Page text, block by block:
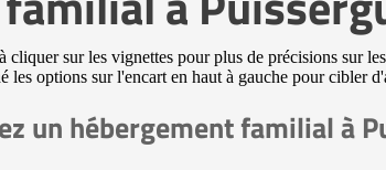
sur les vignettes pour plus de précisions sur
options sur l'encart en haut à gauche pour cibler
un hébergement familial à